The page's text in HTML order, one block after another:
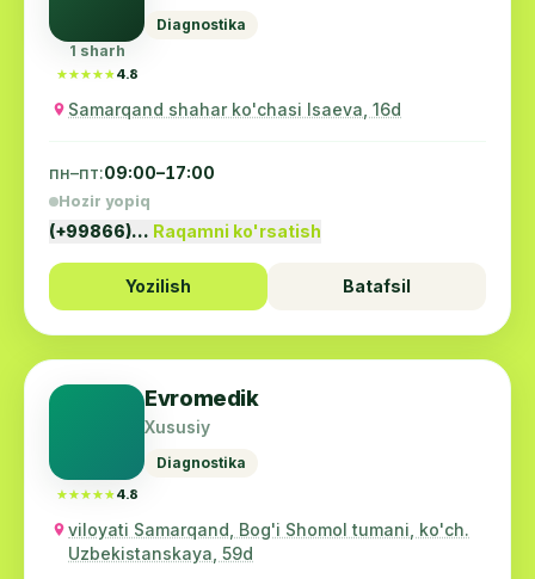
1 sharh
★★★★★
★★★★★ 4.8
Diagnostika
Samarqand shahar ko'chasi Isaeva, 16d
пн–пт:09:00–17:00
Hozir yopiq
(+99866)… Raqamni ko'rsatish
Yozilish Batafsil
★★★★★
★★★★★ 4.8
Evromedik
Xususiy
Diagnostika
viloyati Samarqand, Bog'i Shomol tumani, ko'ch.
Uzbekistanskaya, 59d